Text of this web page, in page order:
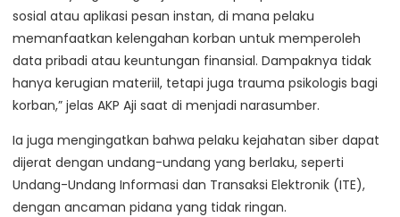
sosial atau aplikasi pesan instan, di mana pelaku
memanfaatkan kelengahan korban untuk memperoleh
data pribadi atau keuntungan finansial. Dampaknya tidak
hanya kerugian materiil, tetapi juga trauma psikologis bagi
korban,” jelas AKP Aji saat di menjadi narasumber.
Ia juga mengingatkan bahwa pelaku kejahatan siber dapat
dijerat dengan undang-undang yang berlaku, seperti
Undang-Undang Informasi dan Transaksi Elektronik (ITE),
dengan ancaman pidana yang tidak ringan.